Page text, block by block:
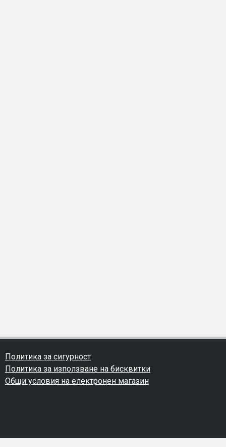
Политика за сигурност
Политика за използване на бисквитки
Общи условия на електронен магазин